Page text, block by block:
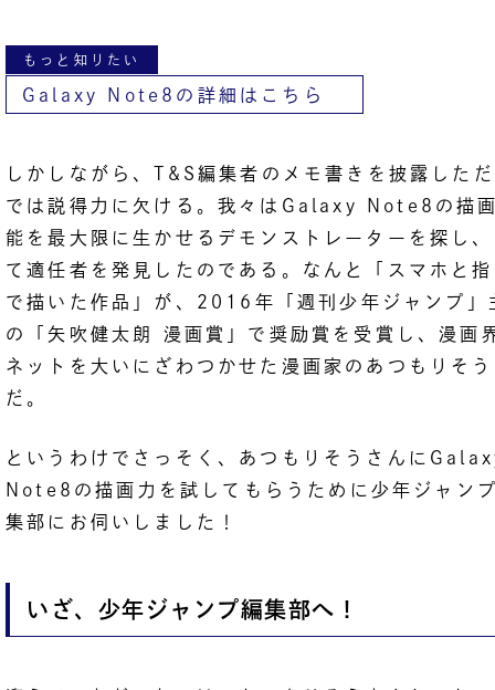
もっと知りたい
Galaxy Note8の詳細はこちら
しかしながら、T&S編集者のメモ書きを披露した
では説得力に欠ける。我々はGalaxy Note8の描
能を最大限に生かせるデモンストレーターを探し
て適任者を発見したのである。なんと「スマホと
で描いた作品」が、2016年「週刊少年ジャンプ」
の「矢吹健太朗 漫画賞」で奨励賞を受賞し、漫画
ネットを大いにざわつかせた漫画家のあつもりそ
だ。
というわけでさっそく、あつもりそうさんに
Note8の描画力を試してもらうために少年ジャン
集部にお伺いしました！
いざ、少年ジャンプ編集部へ！